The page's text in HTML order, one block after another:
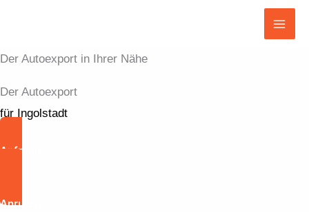
springen
Der Autoexport in Ihrer Nähe
Der Autoexport
für Ingolstadt
Anfrage
Anrufen